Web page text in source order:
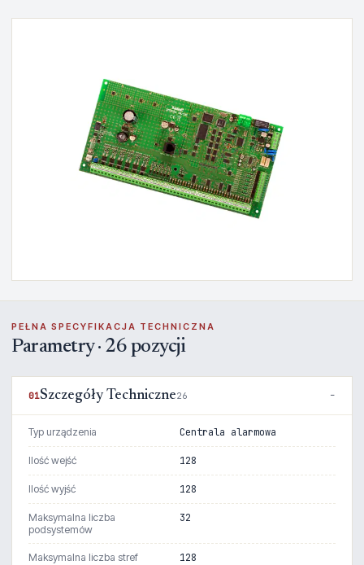
PEŁNA SPECYFIKACJA TECHNICZNA
Parametry · 26 pozycji
01Szczegóły Techniczne26
Typ urządzenia Centrala alarmowa
Ilość wejść 128
Ilość wyjść 128
Maksymalna liczba
podsystemów
32
Maksymalna liczba stref 128